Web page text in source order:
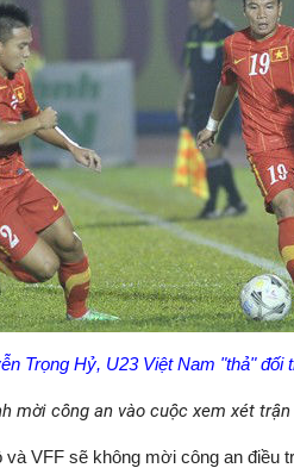
Trọng Hỷ, U23 Việt Nam "thả"
mời công an vào cuộc xem xét
VFF sẽ không mời công an điều